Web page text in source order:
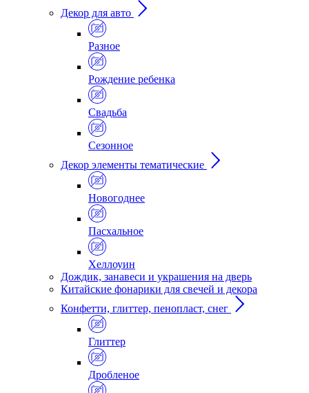
Декор для авто
Разное
Рождение ребенка
Свадьба
Сезонное
Декор элементы тематические
Новогоднее
Пасхальное
Хеллоуин
Дождик, занавеси и украшения на дверь
Китайские фонарики для свечей и декора
Конфетти, глиттер, пенопласт, снег
Глиттер
Дробленое